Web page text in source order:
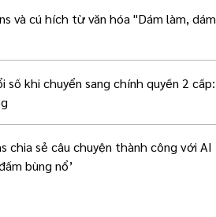
và cú hích từ văn hóa "Dám làm, dám
số khi chuyển sang chính quyền 2 cấp:
chia sẻ câu chuyện thành công với AI
bùng nổ’